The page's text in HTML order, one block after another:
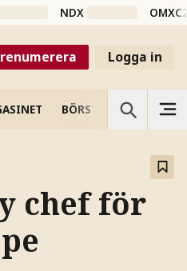
NDX
Logga in
BÖRS VETENSKAP
chef för